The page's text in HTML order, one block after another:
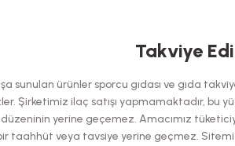
Bu ürüne ilk yorumu
Yorum Yaz
Takviye
sunulan ürünler sporcu gıdası ve gıda
Şirketimiz ilaç satışı yapmamaktadır, bu
yerine geçemez. Amacımız
taahhüt veya tavsiye yerine geçmez.